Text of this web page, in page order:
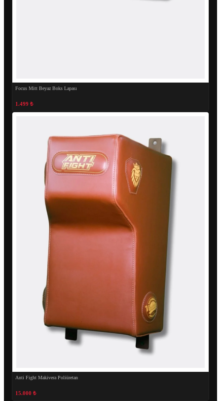
Focus Mitt Beyaz Boks Lapası
1.499 ₺
Anti Fight Makivera Poliüretan
15.000 ₺